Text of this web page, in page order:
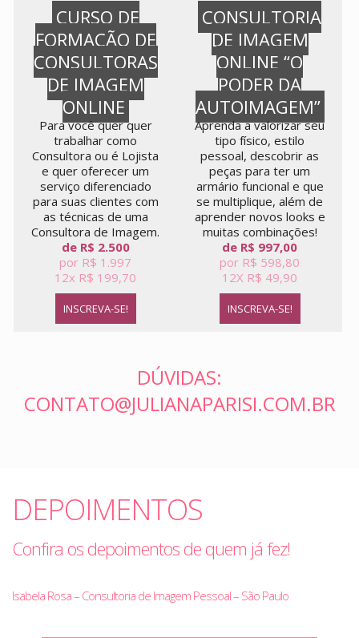
CURSO DE
FORMAÇÃO DE
CONSULTORAS
DE IMAGEM
ONLINE
Para você quer quer
trabalhar como
Consultora ou é Lojista
e quer oferecer um
serviço diferenciado
para suas clientes com
as técnicas de uma
Consultora de Imagem.
de R$ 2.500
por R$ 1.997
12x R$ 199,70
INSCREVA-SE!
CONSULTORIA
DE IMAGEM
ONLINE “O
PODER DA
AUTOIMAGEM”
Aprenda a valorizar seu
tipo físico, estilo
pessoal, descobrir as
peças para ter um
armário funcional e que
se multiplique, além de
aprender novos looks e
muitas combinações!
de R$ 997,00
por R$ 598,80
12X R$ 49,90
INSCREVA-SE!
DÚVIDAS:
CONTATO@JULIANAPARISI.COM.BR
DEPOIMENTOS
Confira os depoimentos de quem já fez!
Isabela Rosa – Consultoria de Imagem Pessoal – São Paulo